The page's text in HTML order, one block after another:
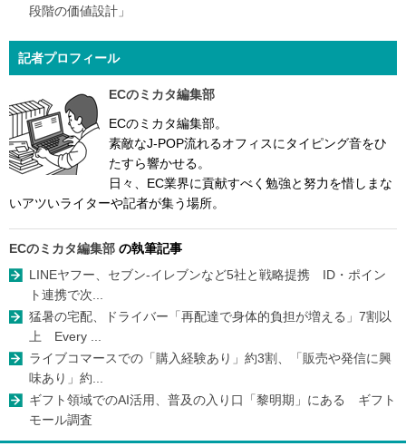
段階の価値設計」
記者プロフィール
ECのミカタ編集部
ECのミカタ編集部。
素敵なJ-POP流れるオフィスにタイピング音をひ
たすら響かせる。
日々、EC業界に貢献すべく勉強と努力を惜しまな
いアツいライターや記者が集う場所。
ECのミカタ編集部 の執筆記事
LINEヤフー、セブン-イレブンなど5社と戦略提携 ID・ポイン
ト連携で次...
猛暑の宅配、ドライバー「再配達で身体的負担が増える」7割以
上 Every ...
ライブコマースでの「購入経験あり」約3割、「販売や発信に興
味あり」約...
ギフト領域でのAI活用、普及の入り口「黎明期」にある ギフト
モール調査